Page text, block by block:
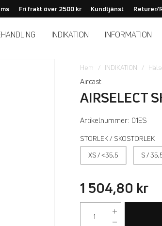
Fri frakt över 2500 kr Kundtjänst Returer/
INDIKATION INFORMATION
Hem INDIKATION
Aircast
AIRSELECT
Artikelnummer: 01ES
STORLEK / SKOSTORLEK
XS / <35,5 S /
1 504,80 kr